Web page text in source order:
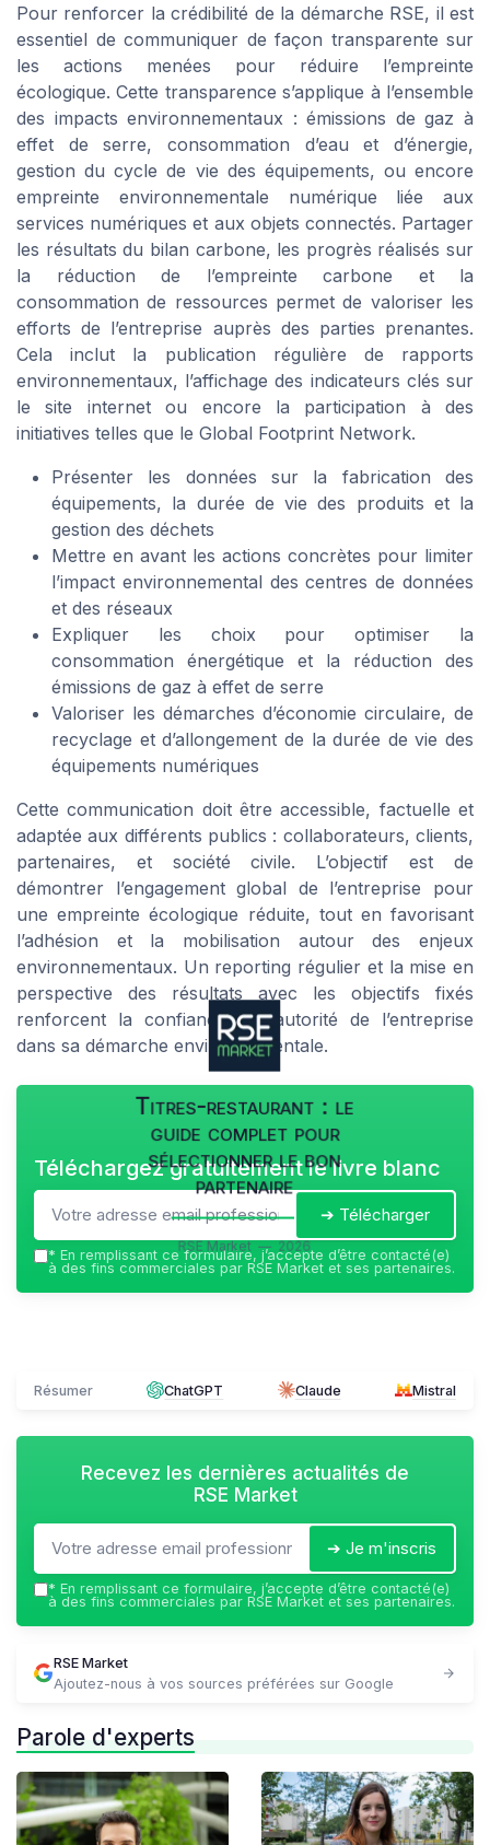
Pour renforcer la crédibilité de la démarche RSE, il est
essentiel de communiquer de façon transparente sur
les actions menées pour réduire l’empreinte
écologique. Cette transparence s’applique à l’ensemble
des impacts environnementaux : émissions de gaz à
effet de serre, consommation d’eau et d’énergie,
gestion du cycle de vie des équipements, ou encore
empreinte environnementale numérique liée aux
services numériques et aux objets connectés. Partager
les résultats du bilan carbone, les progrès réalisés sur
la réduction de l’empreinte carbone et la
consommation de ressources permet de valoriser les
efforts de l’entreprise auprès des parties prenantes.
Cela inclut la publication régulière de rapports
environnementaux, l’affichage des indicateurs clés sur
le site internet ou encore la participation à des
initiatives telles que le Global Footprint Network.
Présenter les données sur la fabrication des
équipements, la durée de vie des produits et la
gestion des déchets
Mettre en avant les actions concrètes pour limiter
l’impact environnemental des centres de données
et des réseaux
Expliquer les choix pour optimiser la
consommation énergétique et la réduction des
émissions de gaz à effet de serre
Valoriser les démarches d’économie circulaire, de
recyclage et d’allongement de la durée de vie des
équipements numériques
Cette communication doit être accessible, factuelle et
adaptée aux différents publics : collaborateurs, clients,
partenaires, et société civile. L’objectif est de
démontrer l’engagement global de l’entreprise pour
une empreinte écologique réduite, tout en favorisant
l’adhésion et la mobilisation autour des enjeux
environnementaux. Un reporting régulier et la mise en
perspective des résultats avec les objectifs fixés
renforcent la confiance et l’autorité de l’entreprise
dans sa démarche environnementale.
Titres-restaurant : le
guide complet pour
sélectionner le bon
partenaire
RSE Market — 2026
Téléchargez gratuitement le livre blanc
➔ Télécharger
* En remplissant ce formulaire, j’accepte d’être contacté(e)
à des fins commerciales par RSE Market et ses partenaires.
Résumer ChatGPT Claude Mistral
Recevez les dernières actualités de
RSE Market
➔ Je m'inscris
* En remplissant ce formulaire, j’accepte d’être contacté(e)
à des fins commerciales par RSE Market et ses partenaires.
RSE Market
Ajoutez-nous à vos sources préférées sur Google
Parole d'experts